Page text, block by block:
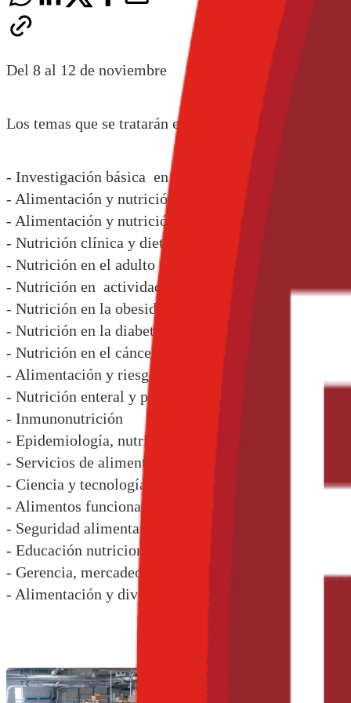
Del 8 al 12 de noviembre
Los temas que se tratarán en el congreso son:
- Investigación básica en alimentos y nutrición
- Alimentación y nutrición en el embarazo y la
- Alimentación y nutrición en pediatría
- Nutrición clínica y dietoterapia del adulto
- Nutrición en el adulto mayor
- Nutrición en actividad física y deporte
- Nutrición en la obesidad
- Nutrición en la diabetes
- Nutrición en el cáncer
- Alimentación y riesgo cardiovascular
- Nutrición enteral y parenteral
- Inmunonutrición
- Epidemiología, nutrición comunitaria y salud
- Servicios de alimentación y restauración colectiva
- Ciencia y tecnología de los alimentos
- Alimentos funcionales y nuevos alimentos
- Seguridad alimentaria
- Educación nutricional y tecnologías 2.0
- Gerencia, mercadeo y emprendimiento de la
- Alimentación y diversidad cultural